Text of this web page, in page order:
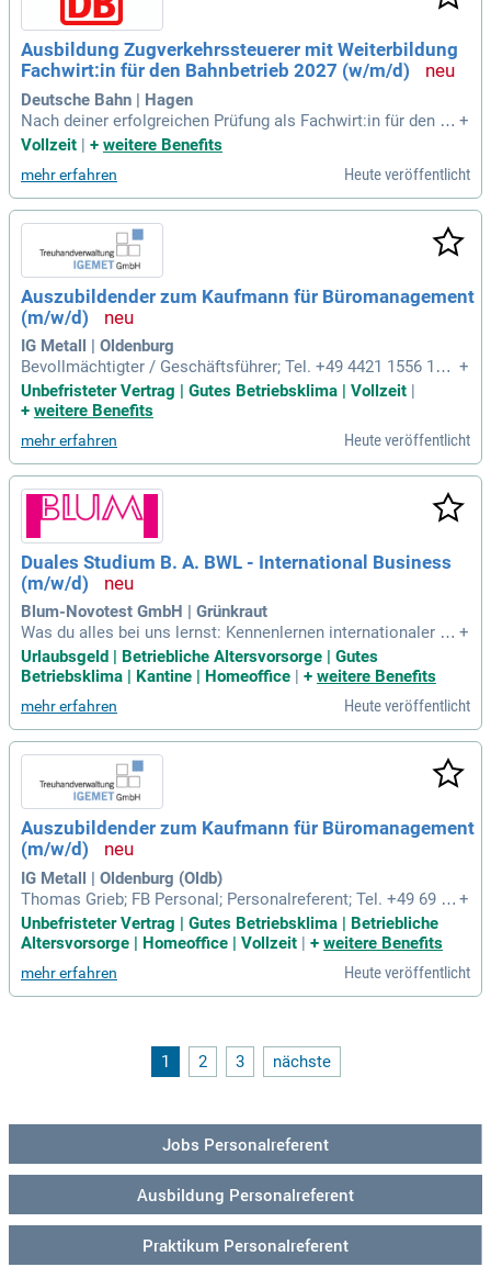
Ausbildung Zugverkehrssteuerer mit Weiterbildung
Fachwirt:in für den Bahnbetrieb 2027 (w/m/d)
Deutsche Bahn | Hagen
Nach deiner erfolgreichen Prüfung als Fachwirt:in für den Ba
hnbetrieb kannst du zum Beispiel als Trainer:in Bahnbetrieb,
it und Kontrolle, Disponent:in einer Betriebszentrale, Planer:i
n Betrieb
+
Vollzeit | + weitere Benefits
mehr erfahren Heute veröffentlicht
Auszubildender zum Kaufmann für Büromanagement
(m/w/d)
IG Metall | Oldenburg
Bevollmächtigter / Geschäftsführer; Tel. +49 4421 1556 14;
E-Mail: Thomas Grieb; FB Personal; Personalreferent; Tel. +
49 69 6693 2599; E-Mail: IG Metall Vorstand; FB Personal; R
uschner-Str. 79; 60329
+
Unbefristeter Vertrag | Gutes Betriebsklima | Vollzeit |
+ weitere Benefits
mehr erfahren Heute veröffentlicht
Duales Studium B. A. BWL - International Business
(m/w/d)
Blum-Novotest GmbH | Grünkraut
Was du alles bei uns lernst: Kennenlernen internationaler Ge
schäftsprozesse in Bereichen wie Einkauf, Vertrieb, Persona
l, Marketing, Controlling und Logistik; Mitarbeit im internati
sellschaften;
+
Urlaubsgeld | Betriebliche Altersvorsorge | Gutes
Betriebsklima | Kantine | Homeoffice
+ weitere Benefits
mehr erfahren Heute veröffentlicht
Auszubildender zum Kaufmann für Büromanagement
(m/w/d)
IG Metall | Oldenburg (Oldb)
Thomas Grieb; FB Personal; Personalreferent; Tel. +49 69 66
93 2599; E-Mail: Thomas. Grieb@igmetall.de. IG Metall Vors
tand; FB Personal; Ressort Personal- und Gesundheitsmana
gement; Wilhelm-Leuschner-Str. 79; 60329 Frankfurt am Mai
n.
+
Unbefristeter Vertrag | Gutes Betriebsklima | Betriebliche
Altersvorsorge | Homeoffice | Vollzeit | + weitere Benefits
mehr erfahren Heute veröffentlicht
1 2 3 nächste
Jobs Personalreferent
Ausbildung Personalreferent
Praktikum Personalreferent